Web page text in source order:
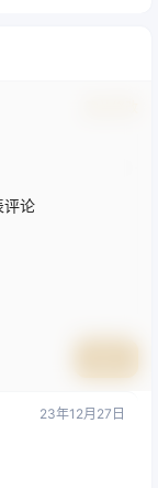
评论
23年12月27日